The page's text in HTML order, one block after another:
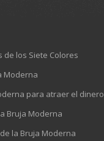
de los Siete Colores
Moderna
para atraer el dinero
Bruja Moderna
la Bruja Moderna